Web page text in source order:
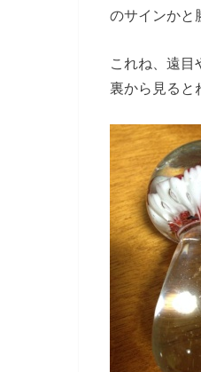
のサインかと
これね、遠目
裏から見ると